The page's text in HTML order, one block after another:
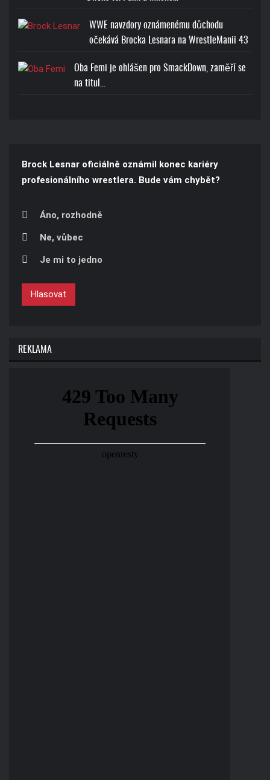
WWE navzdory oznámenému důchodu
očekává Brocka Lesnara na WrestleManii 43
Oba Femi je ohlášen pro SmackDown, zaměří se
na titul…
Brock Lesnar oficiálně oznámil konec kariéry
profesionálního wrestlera. Bude vám chybět?
Áno, rozhodně
Ne, vůbec
Je mi to jedno
Hlasovat
REKLAMA